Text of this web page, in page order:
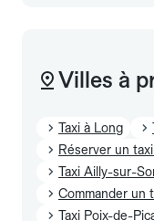
Villes à
Taxi à Long
Réserver un
Taxi Ailly-sur-
Commander un
Taxi Poix-de-